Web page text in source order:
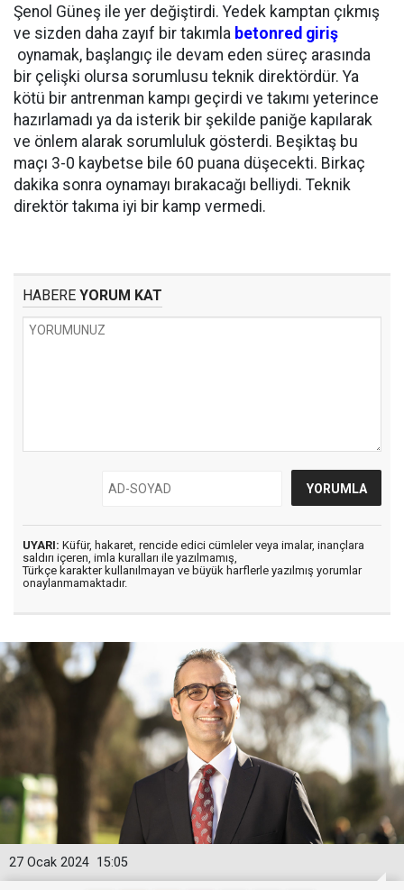
Şenol Güneş ile yer değiştirdi. Yedek kamptan çıkmış
ve sizden daha zayıf bir takımla betonred giriş
oynamak, başlangıç ​​ile devam eden süreç arasında
bir çelişki olursa sorumlusu teknik direktördür. Ya
kötü bir antrenman kampı geçirdi ve takımı yeterince
hazırlamadı ya da isterik bir şekilde paniğe kapılarak
ve önlem alarak sorumluluk gösterdi. Beşiktaş bu
maçı 3-0 kaybetse bile 60 puana düşecekti. Birkaç
dakika sonra oynamayı bırakacağı belliydi. Teknik
direktör takıma iyi bir kamp vermedi.
HABERE YORUM KAT
UYARI: Küfür, hakaret, rencide edici cümleler veya imalar, inançlara
saldırı içeren, imla kuralları ile yazılmamış,
Türkçe karakter kullanılmayan ve büyük harflerle yazılmış yorumlar
onaylanmamaktadır.
15:05
27 Ocak 2024